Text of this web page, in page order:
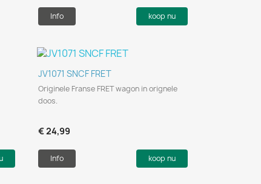
Info koop nu
Snel bekijken
JV1071 SNCF FRET
Originele Franse FRET wagon in orignele
doos.
€ 24,99
Info koop nu